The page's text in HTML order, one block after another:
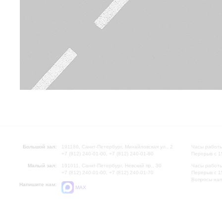
Большой зал:
191186, Санкт-Петербург, Михайловская ул., 2
+7 (812) 240-01-00, +7 (812) 240-01-80
Малый зал:
191011, Санкт-Петербург, Невский пр., 30
+7 (812) 240-01-00, +7 (812) 240-01-70
Напишите нам:
MAX
Часы
Перерыв с
Часы
Перерыв с
Вопросы